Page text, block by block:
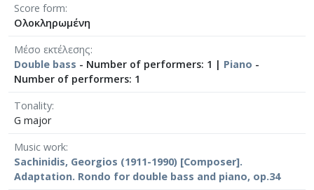
Score form
Ολοκληρωμένη
Μέσο εκτέλεσης
Double bass - Number of performers: 1 | Piano -
Number of performers: 1
Tonality
G major
Music work
Sachinidis, Georgios (1911-1990) [Composer].
Adaptation. Rondo for double bass and piano, op.34